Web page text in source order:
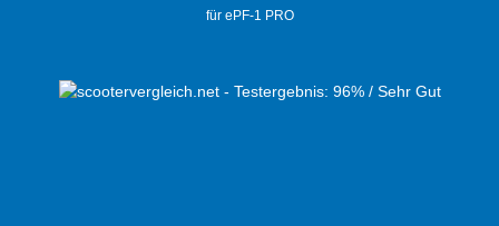
für ePF-1 PRO